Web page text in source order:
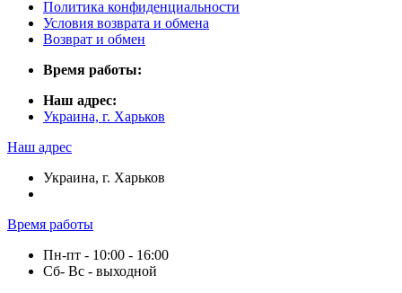
Политика конфиденциальности
Условия возврата и обмена
Возврат и обмен
Время работы:
Наш адрес:
Украина, г. Харьков
Наш адрес
Украина, г. Харьков
Время работы
Пн-пт - 10:00 - 16:00
Сб- Вс - выходной